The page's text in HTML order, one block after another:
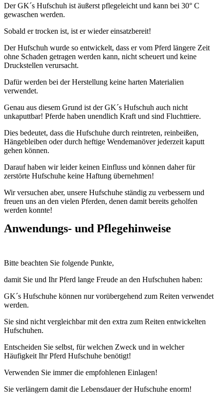
Der GK´s Hufschuh ist äußerst pflegeleicht und kann bei 30° C
gewaschen werden.
Sobald er trocken ist, ist er wieder einsatzbereit!
Der Hufschuh wurde so entwickelt, dass er vom Pferd längere Zeit
ohne Schaden getragen werden kann, nicht scheuert und keine
Druckstellen verursacht.
Dafür werden bei der Herstellung keine harten Materialien
verwendet.
Genau aus diesem Grund ist der GK´s Hufschuh auch nicht
unkaputtbar! Pferde haben unendlich Kraft und sind Fluchttiere.
Dies bedeutet, dass die Hufschuhe durch reintreten, reinbeißen,
Hängebleiben oder durch heftige Wendemanöver jederzeit kaputt
gehen können.
Darauf haben wir leider keinen Einfluss und können daher für
zerstörte Hufschuhe keine Haftung übernehmen!
Wir versuchen aber, unsere Hufschuhe ständig zu verbessern und
freuen uns an den vielen Pferden, denen damit bereits geholfen
werden konnte!
Anwendungs- und Pflegehinweise
Bitte beachten Sie folgende Punkte,
damit Sie und Ihr Pferd lange Freude an den Hufschuhen haben:
GK´s Hufschuhe können nur vorübergehend zum Reiten verwendet
werden.
Sie sind nicht vergleichbar mit den extra zum Reiten entwickelten
Hufschuhen.
Entscheiden Sie selbst, für welchen Zweck und in welcher
Häufigkeit Ihr Pferd Hufschuhe benötigt!
Verwenden Sie immer die empfohlenen Einlagen!
Sie verlängern damit die Lebensdauer der Hufschuhe enorm!